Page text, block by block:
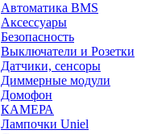
Автоматика BMS
Аксессуары
Безопасность
Выключатели и Розетки
Датчики, сенсоры
Диммерные модули
Домофон
КАМЕРА
Лампочки Uniel